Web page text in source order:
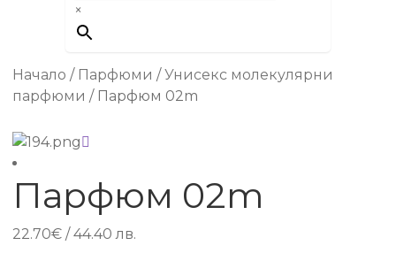
×
Начало / Парфюми /Унисекс молекулярни
парфюми / Парфюм 02m
Парфюм 02m
22.70€ / 44.40 лв.